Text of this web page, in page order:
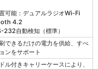
可能：デュアルラジオWi-Fi
4.2
232自動検知（標準）
できるだけの電力を供給、すべ
ンをサポート
ル付きキャリーケースにより、